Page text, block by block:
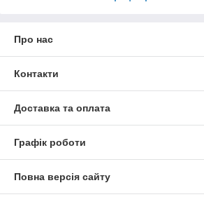
Про нас
Контакти
Доставка та оплата
Графік роботи
Повна версія сайту